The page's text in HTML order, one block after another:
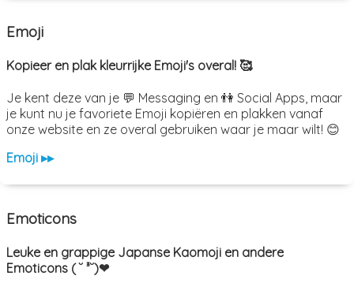
Emoji
Kopieer en plak kleurrijke Emoji's overal! 🥰
Je kent deze van je 💬 Messaging en 👫 Social Apps, maar
je kunt nu je favoriete Emoji kopiëren en plakken vanaf
onze website en ze overal gebruiken waar je maar wilt! 😊
Emoji ▸▸
Emoticons
Leuke en grappige Japanse Kaomoji en andere
Emoticons ( ˘ ³˘)❤